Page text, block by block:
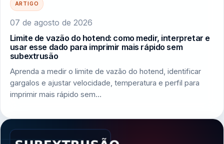
ARTIGO
07 de agosto de 2026
Limite de vazão do hotend: como medir, interpretar e
usar esse dado para imprimir mais rápido sem
subextrusão
Aprenda a medir o limite de vazão do hotend, identificar
gargalos e ajustar velocidade, temperatura e perfil para
imprimir mais rápido sem…